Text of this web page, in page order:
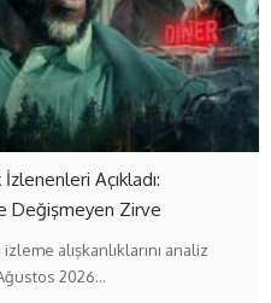
Açıkladı:
Değişmeyen Zirve
alışkanlıklarını analiz
2026…